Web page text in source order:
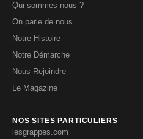
Qui sommes-nous ?
On parle de nous
Notre Histoire
Notre Démarche
Nous Rejoindre
Le Magazine
NOS SITES PARTICULIERS
lesgrappes.com